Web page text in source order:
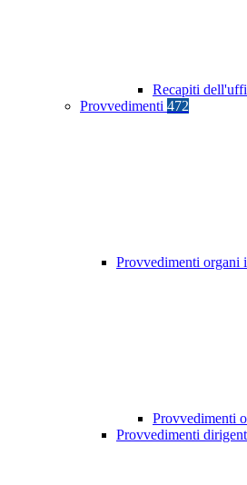
Recapiti
Provvedimenti 472
Provvedimenti organi
Provvedimenti
Provvedimenti